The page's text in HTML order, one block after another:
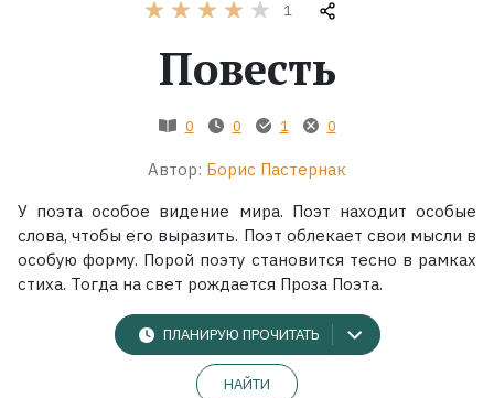
Экранизации
Коллекции
1
Повесть
0 0 1 0
Автор: Борис Пастернак
У поэта особое видение мира. Поэт находит особые
слова, чтобы его выразить. Поэт облекает свои мысли в
особую форму. Порой поэту становится тесно в рамках
стиха. Тогда на свет рождается Проза Поэта.
ПЛАНИРУЮ ПРОЧИТАТЬ
НАЙТИ